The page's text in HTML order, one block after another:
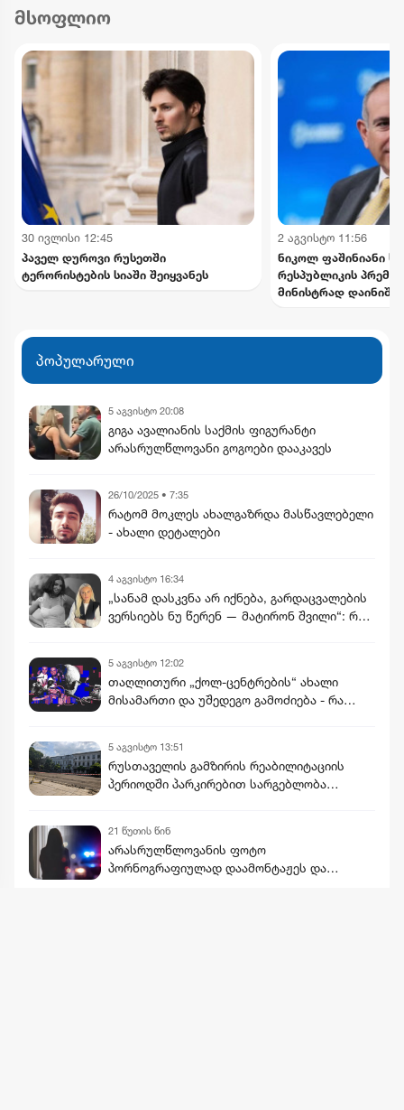
მსოფლიო
30 ივლისი 12:45
პაველ დუროვი რუსეთში
ტერორისტების სიაში შეიყვანეს
2 აგვისტო 11:56
ნიკოლ ფაშინიანი
რესპუბლიკის
მინისტრად დაინიშნა
პოპულარული
5 აგვისტო 20:08
გიგა ავალიანის საქმის ფიგურანტი
არასრულწლოვანი გოგოები დააკავეს
26/10/2025 • 7:35
რატომ მოკლეს ახალგაზრდა მასწავლებელი
- ახალი დეტალები
4 აგვისტო 16:34
„სანამ დასკვნა არ იქნება, გარდაცვალების
ვერსიებს ნუ წერენ — მატირონ შვილი“: რა
5 აგვისტო 12:02
თაღლითური „ქოლ-ცენტრების“ ახალი
მისამართი და უშედეგო გამოძიება - რა
5 აგვისტო 13:51
რუსთაველის გამზირის რეაბილიტაციის
პერიოდში პარკირებით სარგებლობა
მოიჯარეები გათავისუფლდებიან
გადასახადებისგან
21 წუთის წინ
არასრულწლოვანის ფოტო
პორნოგრაფიულად დაამონტაჟეს და